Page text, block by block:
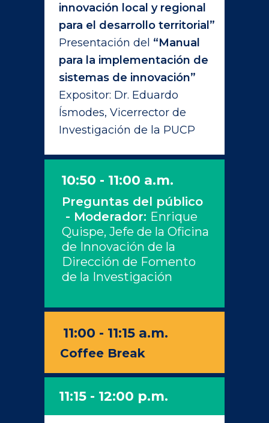
Coffee Break
11:00 - 11:15 a.m.
11:15 - 12:00 p.m.
10:50 - 11:00 a.m.
Preguntas del público
- Moderador: Enrique
Quispe, Jefe de la Oficina
de Innovación de la
Dirección de Fomento
de la Investigación
innovación local y regional
para el desarrollo territorial”
Presentación del “Manual
para la implementación de
sistemas de innovación”
Expositor: Dr. Eduardo
Ísmodes, Vicerrector de
Investigación de la PUCP